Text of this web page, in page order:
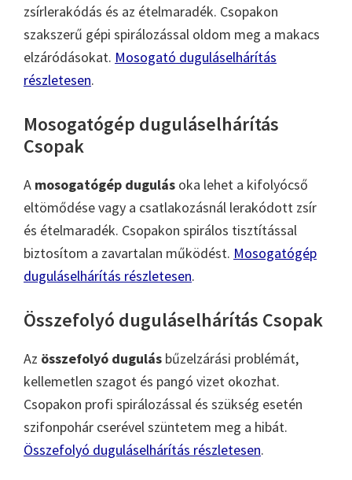
zsírlerakódás és az ételmaradék. Csopakon
szakszerű gépi spirálozással oldom meg a makacs
elzáródásokat. Mosogató duguláselhárítás
részletesen.
Mosogatógép duguláselhárítás
Csopak
A mosogatógép dugulás oka lehet a kifolyócső
eltömődése vagy a csatlakozásnál lerakódott zsír
és ételmaradék. Csopakon spirálos tisztítással
biztosítom a zavartalan működést. Mosogatógép
duguláselhárítás részletesen.
Összefolyó duguláselhárítás Csopak
Az összefolyó dugulás bűzelzárási problémát,
kellemetlen szagot és pangó vizet okozhat.
Csopakon profi spirálozással és szükség esetén
szifonpohár cserével szüntetem meg a hibát.
Összefolyó duguláselhárítás részletesen.